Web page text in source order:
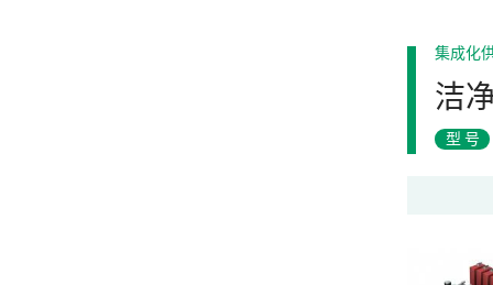
集成化
洁
型号